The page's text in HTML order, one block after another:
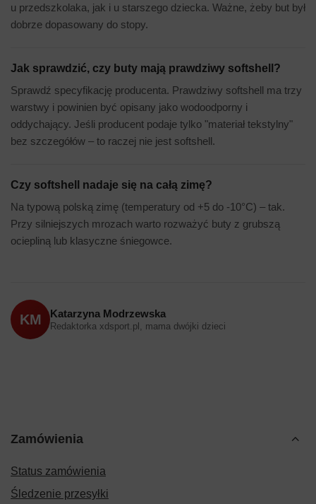
u przedszkolaka, jak i u starszego dziecka. Ważne, żeby but był
dobrze dopasowany do stopy.
Jak sprawdzić, czy buty mają prawdziwy softshell?
Sprawdź specyfikację producenta. Prawdziwy softshell ma trzy
warstwy i powinien być opisany jako wodoodporny i
oddychający. Jeśli producent podaje tylko "materiał tekstylny"
bez szczegółów – to raczej nie jest softshell.
Czy softshell nadaje się na całą zimę?
Na typową polską zimę (temperatury od +5 do -10°C) – tak.
Przy silniejszych mrozach warto rozważyć buty z grubszą
ociepliną lub klasyczne śniegowce.
KM Katarzyna Modrzewska
Redaktorka xdsport.pl, mama dwójki dzieci
Zamówienia
Status zamówienia
Śledzenie przesyłki